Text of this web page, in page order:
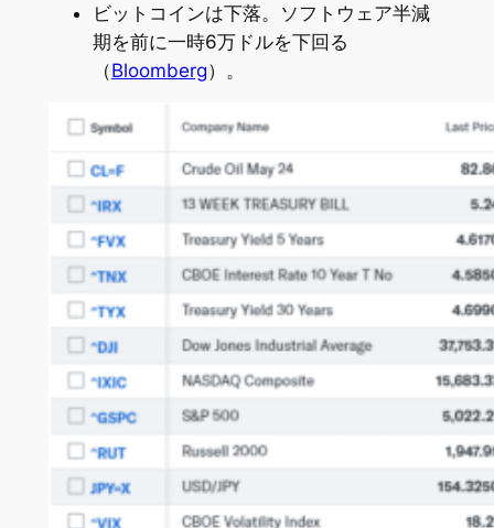
ビットコインは下落。ソフトウェア半減
期を前に一時6万ドルを下回る
（Bloomberg）。